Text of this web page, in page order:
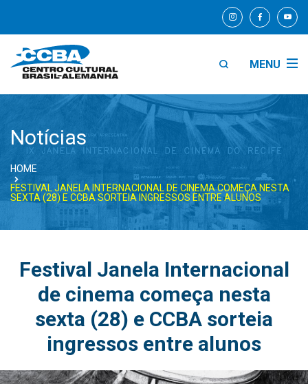
MENU
Notícias
HOME
FESTIVAL JANELA INTERNACIONAL DE CINEMA COMEÇA NESTA
SEXTA (28) E CCBA SORTEIA INGRESSOS ENTRE ALUNOS
Festival Janela Internacional
de cinema começa nesta
sexta (28) e CCBA sorteia
ingressos entre alunos